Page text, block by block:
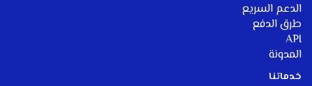
الدعم السريع
طرق الدفع
API
المدونة
خدماتنا